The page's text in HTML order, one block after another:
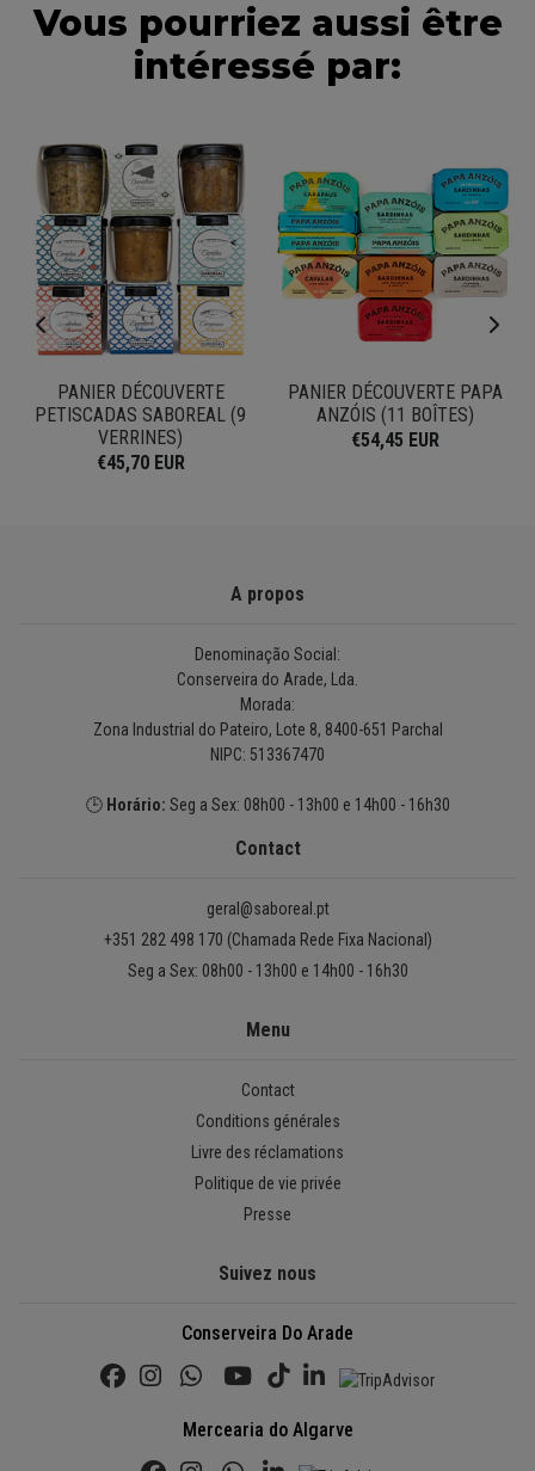
Vous pourriez aussi être
intéressé par:
PANIER DÉCOUVERTE
PETISCADAS SABOREAL (9
VERRINES)
€45,70 EUR
PANIER DÉCOUVERTE PAPA
ANZÓIS (11 BOÎTES)
€54,45 EUR
A propos
Denominação Social:
Conserveira do Arade, Lda.
Morada:
Zona Industrial do Pateiro, Lote 8, 8400-651 Parchal
NIPC: 513367470
🕒 Horário: Seg a Sex: 08h00 - 13h00 e 14h00 - 16h30
Contact
geral@saboreal.pt
+351 282 498 170 (Chamada Rede Fixa Nacional)
Seg a Sex: 08h00 - 13h00 e 14h00 - 16h30
Menu
Contact
Conditions générales
Livre des réclamations
Politique de vie privée
Presse
Suivez nous
Conserveira Do Arade
Mercearia do Algarve